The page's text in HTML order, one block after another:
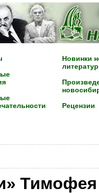
Новинки
Рецензии